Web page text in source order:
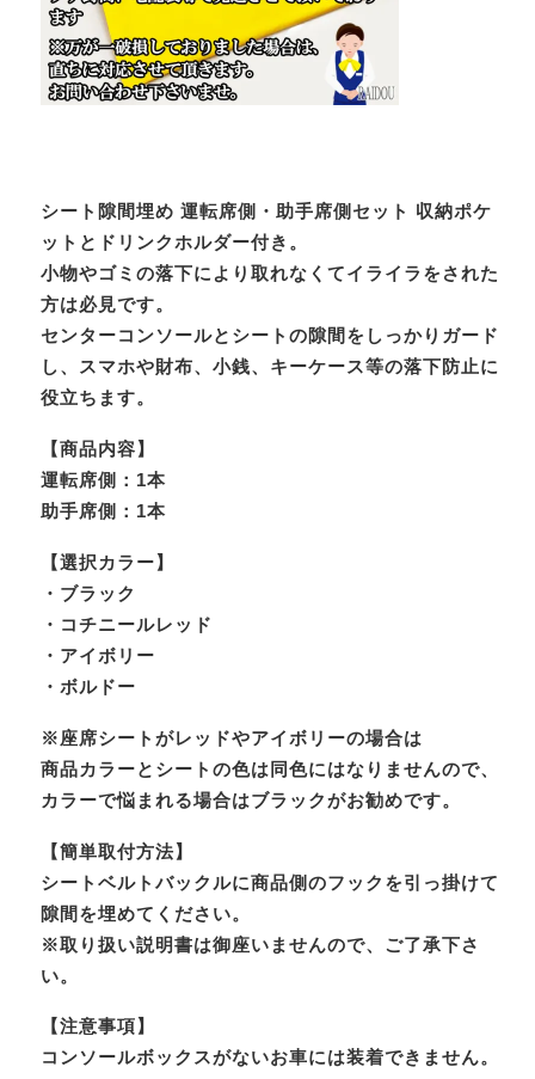
シート隙間埋め 運転席側・助手席側セット 収納ポケ
ットとドリンクホルダー付き。
小物やゴミの落下により取れなくてイライラをされた
方は必見です。
センターコンソールとシートの隙間をしっかりガード
し、スマホや財布、小銭、キーケース等の落下防止に
役立ちます。
【商品内容】
運転席側：1本
助手席側：1本
【選択カラー】
・ブラック
・コチニールレッド
・アイボリー
・ボルドー
※座席シートがレッドやアイボリーの場合は
商品カラーとシートの色は同色にはなりませんので、
カラーで悩まれる場合はブラックがお勧めです。
【簡単取付方法】
シートベルトバックルに商品側のフックを引っ掛けて
隙間を埋めてください。
※取り扱い説明書は御座いませんので、ご了承下さ
い。
【注意事項】
コンソールボックスがないお車には装着できません。